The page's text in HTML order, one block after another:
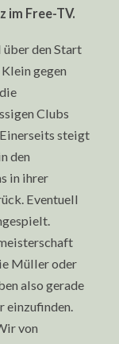
im Free-TV.
über den Start
gegen
Clubs
steigt
den
in ihrer
Eventuell
Müller oder
also gerade
einzufinden.
von